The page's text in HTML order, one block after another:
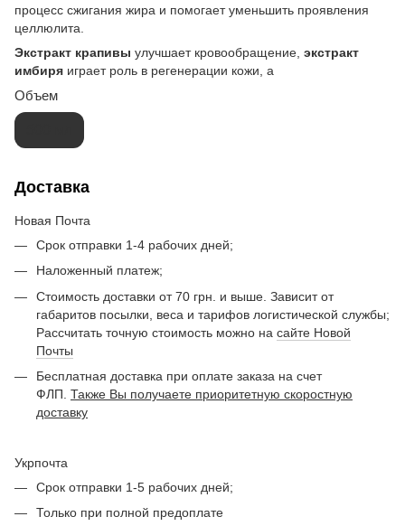
процесс сжигания жира и помогает уменьшить проявления
целлюлита.
Экстракт крапивы улучшает кровообращение, экстракт
имбиря играет роль в регенерации кожи, а
Объем
Доставка
Новая Почта
Срок отправки 1-4 рабочих дней;
Наложенный платеж;
Стоимость доставки от 70 грн. и выше. Зависит от
габаритов посылки, веса и тарифов логистической службы;
Рассчитать точную стоимость можно на сайте Новой
Почты
Бесплатная доставка при оплате заказа на счет
ФЛП. Также Вы получаете приоритетную скоростную
доставку
Укрпочта
Срок отправки 1-5 рабочих дней;
Только при полной предоплате